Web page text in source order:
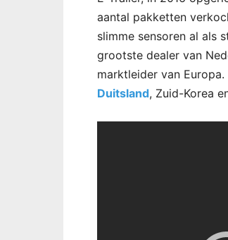
aantal pakketten
slimme sensoren al als
grootste dealer van
marktleider van
Duitsland, Zuid-Korea